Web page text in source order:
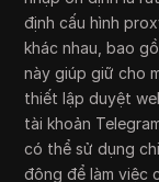
định cấu hình
khác nhau, bao
này giúp giữ cho
thiết lập duyệt
tài khoản
có thể sử dụng
động để làm việc